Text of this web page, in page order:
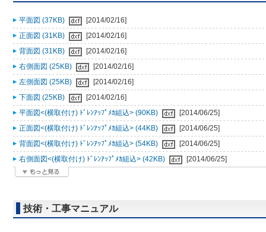
平面図 (37KB)
[2014/02/16]
正面図 (31KB)
[2014/02/16]
背面図 (31KB)
[2014/02/16]
右側面図 (25KB)
[2014/02/16]
左側面図 (25KB)
[2014/02/16]
下面図 (25KB)
[2014/02/16]
平面図<(横取付け) ﾄﾞﾚﾝｱｯﾌﾟﾒｶ組込> (90KB)
[2014/06/25]
正面図<(横取付け) ﾄﾞﾚﾝｱｯﾌﾟﾒｶ組込> (44KB)
[2014/06/25]
背面図<(横取付け) ﾄﾞﾚﾝｱｯﾌﾟﾒｶ組込> (54KB)
[2014/06/25]
右側面図<(横取付け) ﾄﾞﾚﾝｱｯﾌﾟﾒｶ組込> (42KB)
[2014/06/25]
技術・工事マニュアル